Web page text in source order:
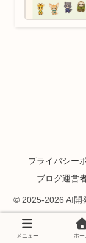
プライバシー
ブログ運営
© 2025-2026 AI開
メニュー ホー